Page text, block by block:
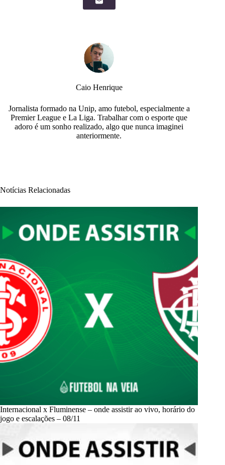
Caio Henrique
Jornalista formado na Unip, amo futebol, especialmente a
Premier League e La Liga. Trabalhar com o esporte que
adoro é um sonho realizado, algo que nunca imaginei
anteriormente.
Notícias Relacionadas
Internacional x Fluminense – onde assistir ao vivo, horário do
jogo e escalações – 08/11